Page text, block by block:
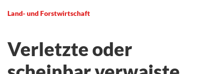
Land- und Forstwirtschaft
Verletzte oder